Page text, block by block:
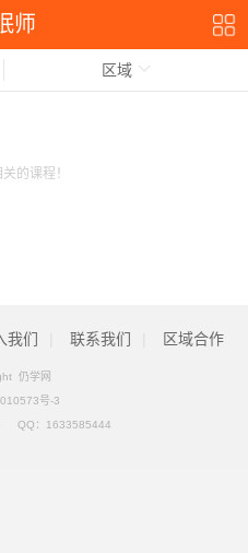
师
区域
的课程！
我们 联系我们 区域合作
仍学网
号-3
QQ： 1633585444